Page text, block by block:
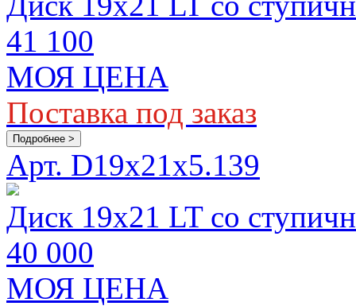
41 100
МОЯ ЦЕНА
Поставка под заказ
Подробнее >
Арт. D19х21x5.139
Диск 19х21 LT со
40 000
МОЯ ЦЕНА